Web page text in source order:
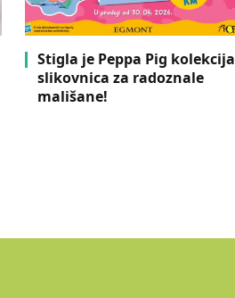
Stigla je Peppa Pig kolekcija
slikovnica za radoznale
mališane!